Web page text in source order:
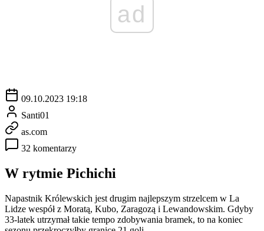
ad
09.10.2023 19:18
Santi01
as.com
32 komentarzy
W rytmie Pichichi
Napastnik Królewskich jest drugim najlepszym strzelcem w La
Lidze wespół z Moratą, Kubo, Zaragozą i Lewandowskim. Gdyby
33-latek utrzymał takie tempo zdobywania bramek, to na koniec